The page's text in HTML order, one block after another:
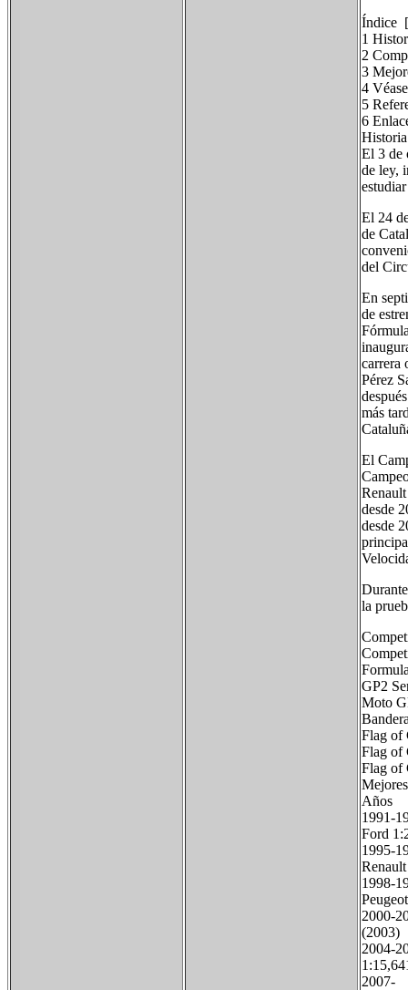
Índice
1
2
3
4
5
6
El 3 de
de ley,
El 24
de
del
En
de
carrera
Pérez
más
El
desde
desde
la
GP2
Moto
Flag of
Flag of
Flag of
Años
1991-
Ford
1995-
1998-
2000-
(2003)
2007-